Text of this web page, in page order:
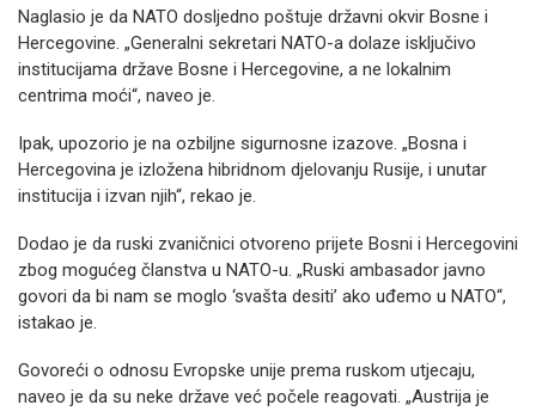
Naglasio je da NATO dosljedno poštuje državni okvir Bosne i
Hercegovine. „Generalni sekretari NATO-a dolaze isključivo
institucijama države Bosne i Hercegovine, a ne lokalnim
centrima moći“, naveo je.
Ipak, upozorio je na ozbiljne sigurnosne izazove. „Bosna i
Hercegovina je izložena hibridnom djelovanju Rusije, i unutar
institucija i izvan njih“, rekao je.
Dodao je da ruski zvaničnici otvoreno prijete Bosni i Hercegovini
zbog mogućeg članstva u NATO-u. „Ruski ambasador javno
govori da bi nam se moglo ‘svašta desiti’ ako uđemo u NATO“,
istakao je.
Govoreći o odnosu Evropske unije prema ruskom utjecaju,
naveo je da su neke države već počele reagovati. „Austrija je